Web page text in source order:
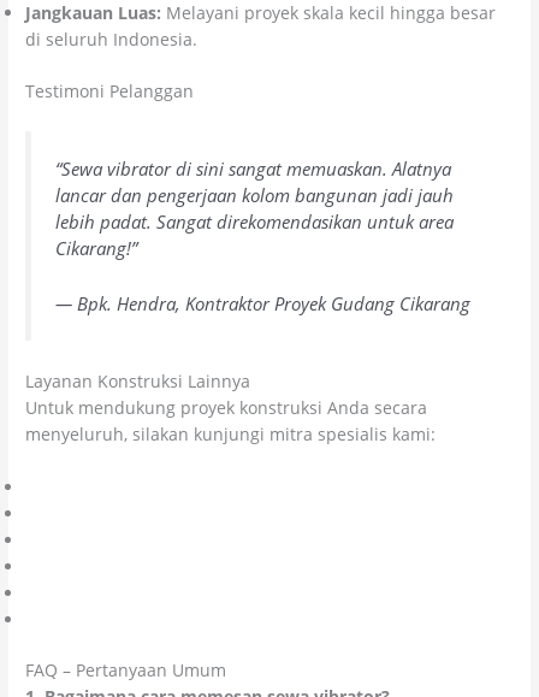
Jangkauan Luas: Melayani proyek skala kecil hingga besar
di seluruh Indonesia.
Testimoni Pelanggan
“Sewa vibrator di sini sangat memuaskan. Alatnya
lancar dan pengerjaan kolom bangunan jadi jauh
lebih padat. Sangat direkomendasikan untuk area
Cikarang!”
— Bpk. Hendra, Kontraktor Proyek Gudang Cikarang
Layanan Konstruksi Lainnya
Untuk mendukung proyek konstruksi Anda secara
menyeluruh, silakan kunjungi mitra spesialis kami:
FAQ – Pertanyaan Umum